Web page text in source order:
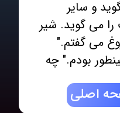
و سایر
می گوید. شیر
می گفتم."
بودم." چه
اصلی